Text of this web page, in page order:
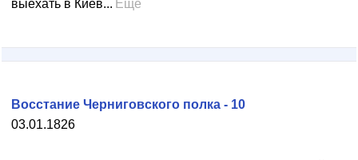
выехать в Киев... Ещё
03.01.1826
Восстание Черниговского полка - 10